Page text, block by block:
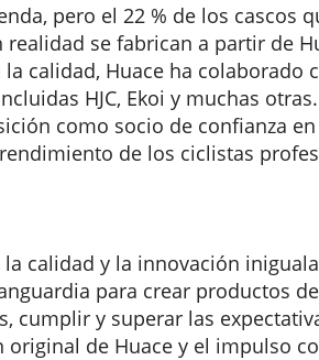
pero el 22 % de los cascos
realidad se fabrican a partir de
calidad, Huace ha colaborado
HJC, Ekoi y muchas
como socio de confianza
de los ciclistas
calidad y la innovación
para crear productos
cumplir y superar las
de Huace y el impulso